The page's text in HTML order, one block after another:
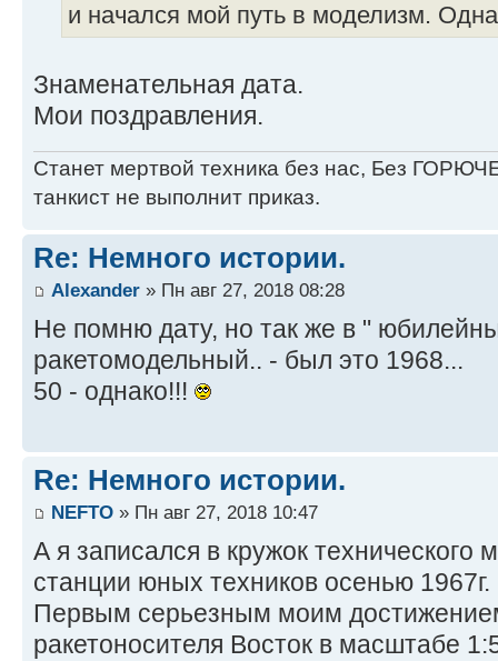
и начался мой путь в моделизм.
Знаменательная дата.
Мои поздравления.
Станет мертвой техника без нас, Без
танкист не выполнит приказ.
Re: Немного истории.
Alexander » Пн авг 27, 2018 08:28
Не помню дату, но так же в "
ракетомодельный.. - был это 1968...
50 - однако!!!
Re: Немного истории.
NEFTO » Пн авг 27, 2018 10:47
А я записался в кружок технического
станции юных техников осенью 1967г.
Первым серьезным моим
ракетоносителя Восток в масштабе